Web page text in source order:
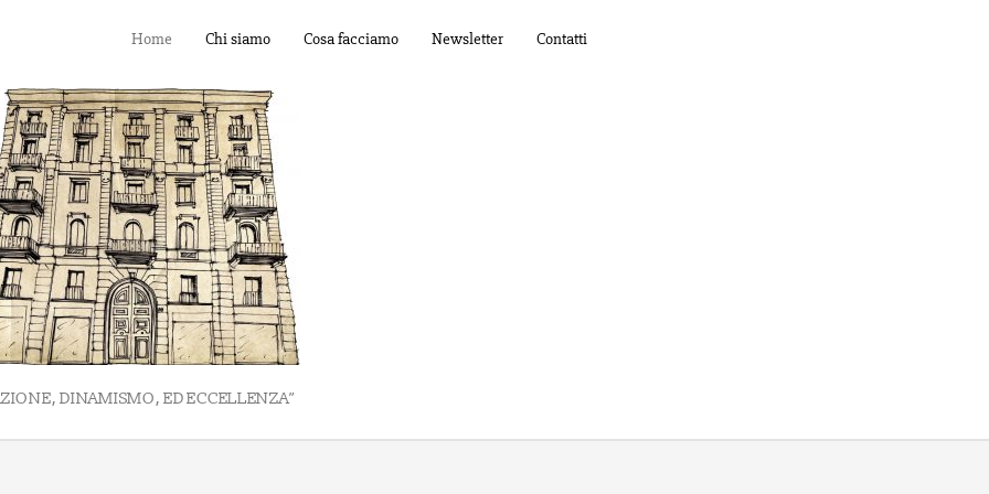
Home Chi siamo Cosa facciamo Newsletter Contatti
DINAMISMO, ED ECCELLENZA”